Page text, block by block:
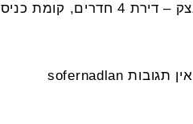
אין תגובות sofernadlan